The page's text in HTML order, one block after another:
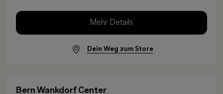
Mehr Details
Dein Weg zum Store
Bern Wankdorf Center